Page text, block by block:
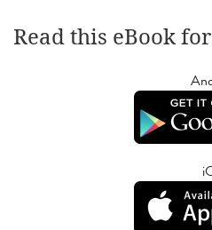
Read this eBook